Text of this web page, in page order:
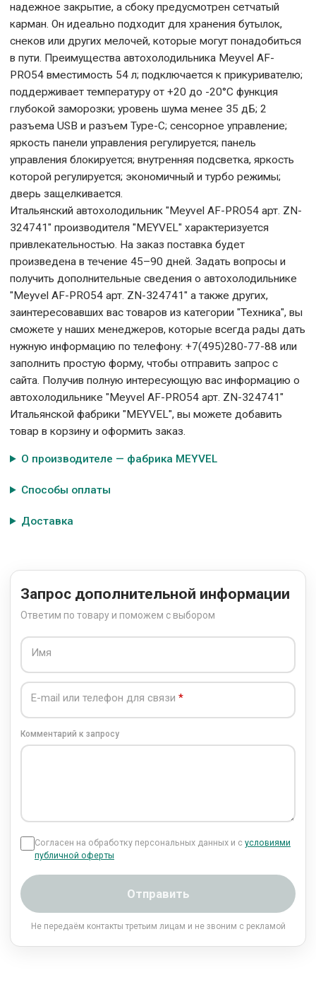
надежное закрытие, а сбоку предусмотрен сетчатый
карман. Он идеально подходит для хранения бутылок,
снеков или других мелочей, которые могут понадобиться
в пути. Преимущества автохолодильника Meyvel AF-
PRO54 вместимость 54 л; подключается к прикуривателю;
поддерживает температуру от +20 до -20°С функция
глубокой заморозки; уровень шума менее 35 дБ; 2
разъема USB и разъем Type-C; сенсорное управление;
яркость панели управления регулируется; панель
управления блокируется; внутренняя подсветка, яркость
которой регулируется; экономичный и турбо режимы;
дверь защелкивается.
Итальянский автохолодильник "Meyvel AF-PRO54 арт. ZN-
324741" производителя "MEYVEL" характеризуется
привлекательностью. На заказ поставка будет
произведена в течение 45–90 дней. Задать вопросы и
получить дополнительные сведения о автохолодильнике
"Meyvel AF-PRO54 арт. ZN-324741" а также других,
заинтересовавших вас товаров из категории "Техника", вы
сможете у наших менеджеров, которые всегда рады дать
нужную информацию по телефону: +7(495)280-77-88 или
заполнить простую форму, чтобы отправить запрос с
сайта. Получив полную интересующую вас информацию о
автохолодильнике "Meyvel AF-PRO54 арт. ZN-324741"
Итальянской фабрики "MEYVEL", вы можете добавить
товар в корзину и оформить заказ.
О производителе — фабрика MEYVEL
Способы оплаты
Доставка
Запрос дополнительной информации
Ответим по товару и поможем с выбором
Имя
E-mail или телефон для связи
Комментарий к запросу
Согласен на обработку персональных данных и с условиями
публичной оферты
Отправить
Не передаём контакты третьим лицам и не звоним с рекламой